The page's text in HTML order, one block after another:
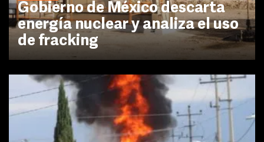
Gobierno de México descarta
energía nuclear y analiza el uso
de fracking